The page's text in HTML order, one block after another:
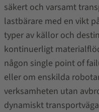
säkert och varsamt
lastbärare med en vikt
typer av källor och
kontinuerligt
någon single point of
eller om enskilda
verksamheten utan
dynamiskt